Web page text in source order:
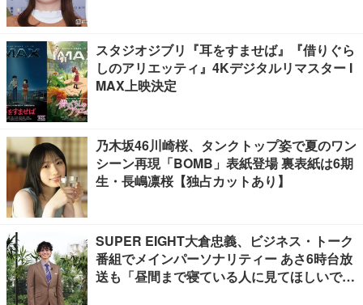
スタジオジブリ『耳をすませば』『借りぐら
しのアリエッティ』4Kデジタルリマスター I
MAX上映決定
乃木坂46川崎桜、タンクトップ姿で夏のワン
シーン再現「BOMB」表紙登場 裏表紙は6期
生・長嶋凛桜【独占カットあり】
SUPER EIGHT大倉忠義、ビジネス・トーク
番組でメインパーソナリティー あさ6時台放
送も「昼間まで寝ている人に見てほしいで